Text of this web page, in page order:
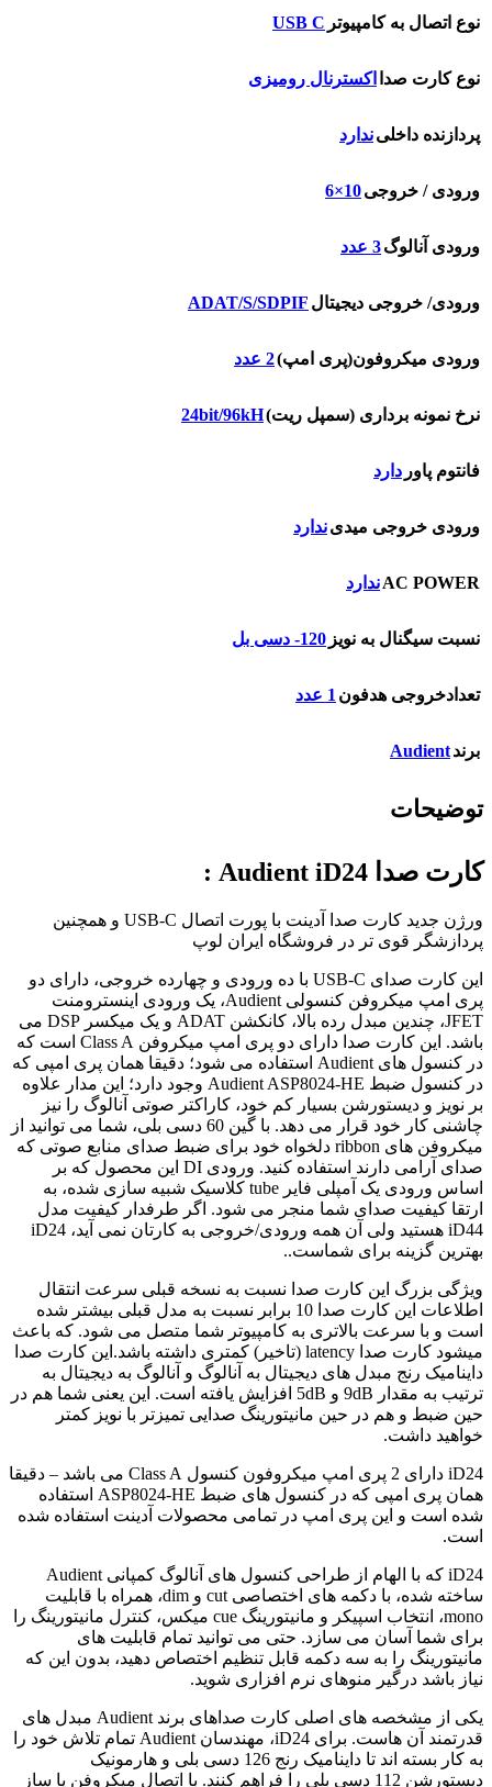
نوع اتصال به کامپیوتر USB C
نوع کارت صدا اکسترنال رومیزی
پردازنده داخلیندارد
ورودی / خروجی10×6
ورودی آنالوگ3 عدد
ورودی/ خروجی دیجیتال ADAT/S/SDPIF
ورودی میکروفون(پری امپ)2 عدد
نرخ نمونه برداری (سمپل ریت)24bit/96kH
فانتوم پاور دارد
ورودی خروجی میدیندارد
AC POWERندارد
نسبت سیگنال به نویز 120- دسی بل
تعدادخروجی هدفون 1 عدد
برندAudient
توضیحات
کارت صدا Audient iD24 :
ورژن جدید کارت صدا آدینت با پورت اتصال USB-C و همچنین
پردازشگر قوی تر در فروشگاه ایران لوپ
این کارت صدای USB-C با ده ورودی و چهارده خروجی، دارای دو
پری امپ میکروفن کنسولی Audient، یک ورودی اینسترومنت
JFET، چندین مبدل رده بالا، کانکشن ADAT و یک میکسر DSP می
باشد. این کارت صدا دارای دو پری امپ میکروفن Class A است که
در کنسول های Audient استفاده می شود؛ دقیقا همان پری امپی که
در کنسول ضبط Audient ASP8024-HE وجود دارد؛ این مدار علاوه
بر نویز و دیستورشن بسیار کم خود، کاراکتر صوتی آنالوگ را نیز
چاشنی کار خود قرار می دهد. با گین 60 دسی بلی، شما می توانید از
میکروفن های ribbon دلخواه خود برای ضبط صدای منابع صوتی که
صدای آرامی دارند استفاده کنید. ورودی DI این محصول که بر
اساس ورودی یک آمپلی فایر tube کلاسیک شبیه سازی شده، به
ارتقا کیفیت صدای شما منجر می شود. اگر طرفدار کیفیت مدل
iD44 هستید ولی آن همه ورودی/خروجی به کارتان نمی آید، iD24
بهترین گزینه برای شماست..
ویژگی بزرگ این کارت صدا نسبت به نسخه قبلی سرعت انتقال
اطلاعات این کارت صدا 10 برابر نسبت به مدل قبلی بیشتر شده
است و با سرعت بالاتری به کامپیوتر شما متصل می شود. که باعث
میشود کارت صدا latency (تاخیر) کمتری داشته باشد.این کارت صدا
داینامیک رنج مبدل های دیجیتال به آنالوگ و آنالوگ به دیجیتال به
ترتیب به مقدار 9dB و 5dB افزایش یافته است. این یعنی شما هم در
حین ضبط و هم در حین مانیتورینگ صدایی تمیزتر با نویز کمتر
خواهید داشت.
iD24 دارای 2 پری امپ میکروفون کنسول Class A می باشد – دقیقا
همان پری امپی که در کنسول های ضبط ASP8024-HE استفاده
شده است و این پری امپ در تمامی محصولات آدینت استفاده شده
است.
iD24 که با الهام از طراحی کنسول های آنالوگ کمپانی Audient
ساخته شده، با دکمه های اختصاصی cut و dim، همراه با قابلیت
mono، انتخاب اسپیکر و مانیتورینگ cue میکس، کنترل مانیتورینگ را
برای شما آسان می سازد. حتی می توانید تمام قابلیت های
مانیتورینگ را به سه دکمه قابل تنظیم اختصاص دهید، بدون این که
نیاز باشد درگیر منوهای نرم افزاری شوید.
یکی از مشخصه های اصلی کارت صداهای برند Audient مبدل های
قدرتمند آن هاست. برای iD24، مهندسان Audient تمام تلاش خود را
به کار بسته اند تا داینامیک رنج 126 دسی بلی و هارمونیک
دیستورشن 112 دسی بلی را فراهم کنند. با اتصال میکروفن یا ساز